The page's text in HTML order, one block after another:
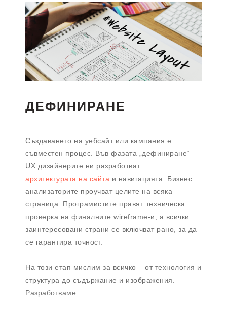
ДЕФИНИРАНЕ
Създаването на уебсайт или кампания е
съвместен процес. Във фазата „дефиниране“
UX дизайнерите ни разработват
архитектурата на сайта и навигацията. Бизнес
анализаторите проучват целите на всяка
страница. Програмистите правят техническа
проверка на финалните wireframe-и, а всички
заинтересовани страни се включват рано, за да
се гарантира точност.
На този етап мислим за всичко – от технология и
структура до съдържание и изображения.
Разработваме: